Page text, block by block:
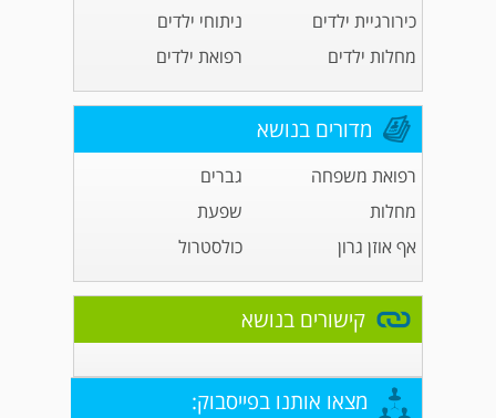
כירורגיית ילדים
ניתוחי ילדים
מחלות ילדים
רפואת ילדים
מדורים בנושא
רפואת משפחה
גברים
מחלות
שפעת
אף אוזן גרון
כולסטרול
קישורים בנושא
מצאו אותנו בפייסבוק: